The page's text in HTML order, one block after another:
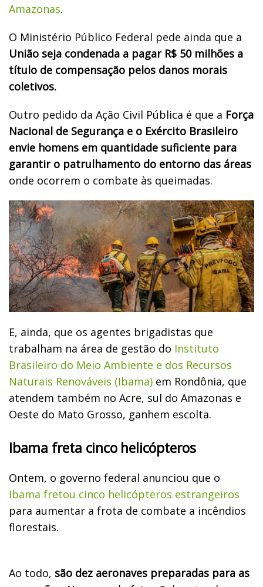
Amazonas.
O Ministério Público Federal pede ainda que a
União seja condenada a pagar R$ 50 milhões a
título de compensação pelos danos morais
coletivos.
Outro pedido da Ação Civil Pública é que a Força
Nacional de Segurança e o Exército Brasileiro
envie homens em quantidade suficiente para
garantir o patrulhamento do entorno das áreas
onde ocorrem o combate às queimadas.
E, ainda, que os agentes brigadistas que
trabalham na área de gestão do Instituto
Brasileiro do Meio Ambiente e dos Recursos
Naturais Renováveis (Ibama) em Rondônia, que
atendem também no Acre, sul do Amazonas e
Oeste do Mato Grosso, ganhem escolta.
Ibama freta cinco helicópteros
Ontem, o governo federal anunciou que o
Ibama fretou cinco helicópteros estrangeiros
para aumentar a frota de combate a incêndios
florestais.
Ao todo, são dez aeronaves preparadas para as